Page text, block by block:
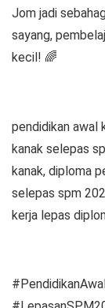
Jom jadi
sayang,
kecil! 🌈
pendidikan awal
kanak selepas
kanak, diploma
selepas spm
kerja lepas